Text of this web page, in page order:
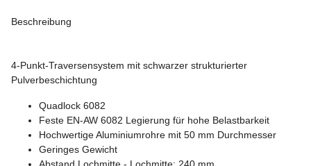
Beschreibung
4-Punkt-Traversensystem mit schwarzer strukturierter
Pulverbeschichtung
Quadlock 6082
Feste EN-AW 6082 Legierung für hohe Belastbarkeit
Hochwertige Aluminiumrohre mit 50 mm Durchmesser
Geringes Gewicht